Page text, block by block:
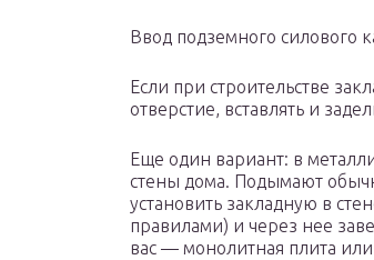
Ввод подземного силового
Если при строительстве
отверстие, вставлять и
Еще один вариант: в
стены дома. Подымают
установить закладную в
правилами) и через нее
вас — монолитная плита